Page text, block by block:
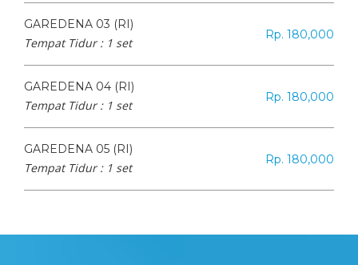
GAREDENA 03 (RI)
Tempat Tidur : 1 set
Rp. 180,000
GAREDENA 04 (RI)
Tempat Tidur : 1 set
Rp. 180,000
GAREDENA 05 (RI)
Tempat Tidur : 1 set
Rp. 180,000